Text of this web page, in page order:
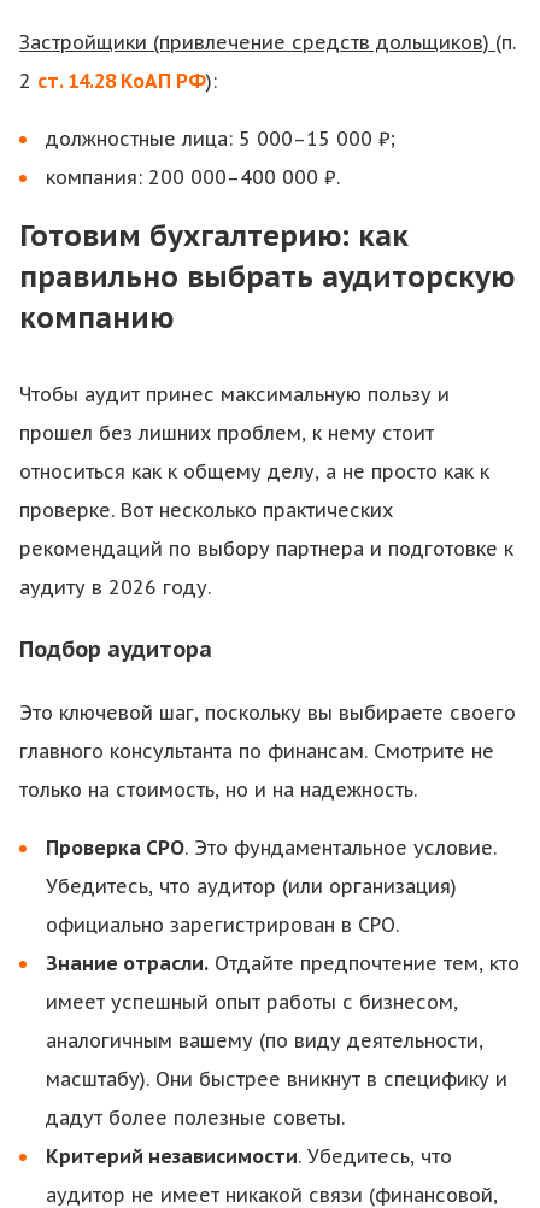
Застройщики (привлечение средств дольщиков) (п.
2 ст. 14.28 КоАП РФ):
должностные лица: 5 000–15 000 ₽;
компания: 200 000–400 000 ₽.
Готовим бухгалтерию: как
правильно выбрать аудиторскую
компанию
Чтобы аудит принес максимальную пользу и
прошел без лишних проблем, к нему стоит
относиться как к общему делу, а не просто как к
проверке. Вот несколько практических
рекомендаций по выбору партнера и подготовке к
аудиту в 2026 году.
Подбор аудитора
Это ключевой шаг, поскольку вы выбираете своего
главного консультанта по финансам. Смотрите не
только на стоимость, но и на надежность.
Проверка СРО. Это фундаментальное условие.
Убедитесь, что аудитор (или организация)
официально зарегистрирован в СРО.
Знание отрасли. Отдайте предпочтение тем, кто
имеет успешный опыт работы с бизнесом,
аналогичным вашему (по виду деятельности,
масштабу). Они быстрее вникнут в специфику и
дадут более полезные советы.
Критерий независимости. Убедитесь, что
аудитор не имеет никакой связи (финансовой,